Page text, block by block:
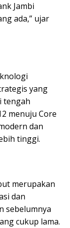
Jambi
ada,” ujar
yang
tengah
menuju Core
dan
tinggi.
merupakan
dan
sebelumnya
cukup lama.